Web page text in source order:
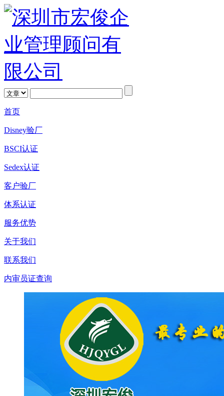
首页
Disney验厂
BSCI认证
Sedex认证
客户验厂
体系认证
服务优势
关于我们
联系我们
内审员证查询